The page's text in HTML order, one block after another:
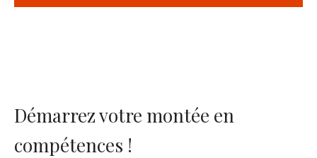
Démarrez votre montée en
compétences !